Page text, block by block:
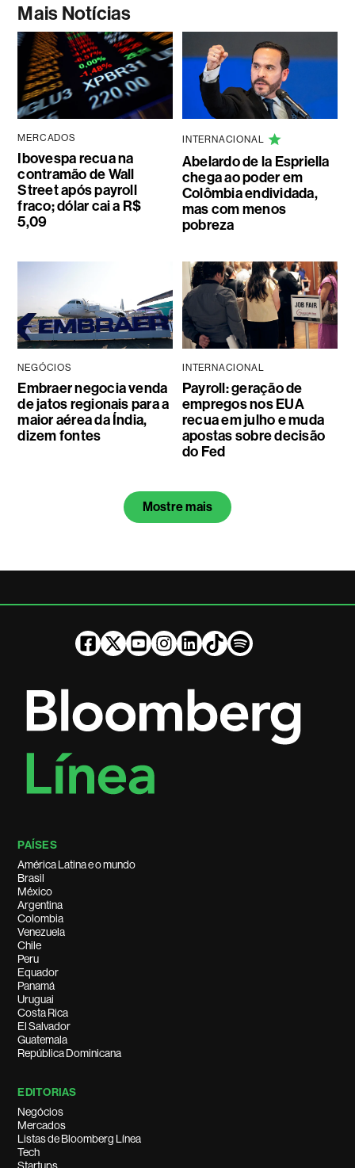
Mais Notícias
MERCADOS
Ibovespa recua na
contramão de Wall
Street após payroll
fraco; dólar cai a R$
5,09
INTERNACIONAL
Abelardo de la Espriella
chega ao poder em
Colômbia endividada,
mas com menos
pobreza
NEGÓCIOS
Embraer negocia venda
de jatos regionais para a
maior aérea da Índia,
dizem fontes
INTERNACIONAL
Payroll: geração de
empregos nos EUA
recua em julho e muda
apostas sobre decisão
do Fed
Mostre mais
PAÍSES
América Latina e o mundo
Brasil
México
Argentina
Colombia
Venezuela
Chile
Peru
Equador
Panamá
Uruguai
Costa Rica
El Salvador
Guatemala
República Dominicana
EDITORIAS
Negócios
Mercados
Listas de Bloomberg Línea
Tech